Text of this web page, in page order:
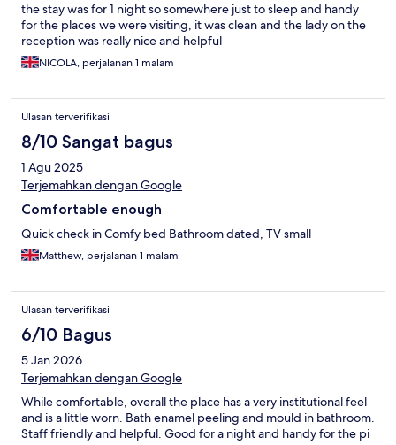
the stay was for 1 night so somewhere just to sleep and handy
for the places we were visiting, it was clean and the lady on the
reception was really nice and helpful
NICOLA, perjalanan 1 malam
Ulasan terverifikasi
8/10 Sangat bagus
1 Agu 2025
Terjemahkan dengan Google
Comfortable enough
Quick check in Comfy bed Bathroom dated, TV small
Matthew, perjalanan 1 malam
Ulasan terverifikasi
6/10 Bagus
5 Jan 2026
Terjemahkan dengan Google
While comfortable, overall the place has a very institutional feel
and is a little worn. Bath enamel peeling and mould in bathroom.
Staff friendly and helpful. Good for a night and handy for the pi